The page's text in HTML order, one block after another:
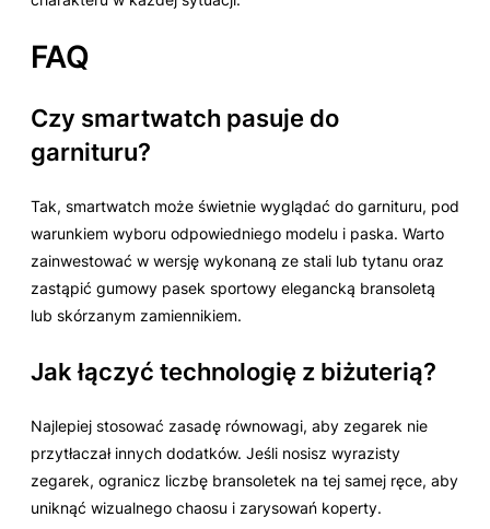
FAQ
Czy smartwatch pasuje do
garnituru?
Tak, smartwatch może świetnie wyglądać do garnituru, pod
warunkiem wyboru odpowiedniego modelu i paska. Warto
zainwestować w wersję wykonaną ze stali lub tytanu oraz
zastąpić gumowy pasek sportowy elegancką bransoletą
lub skórzanym zamiennikiem.
Jak łączyć technologię z biżuterią?
Najlepiej stosować zasadę równowagi, aby zegarek nie
przytłaczał innych dodatków. Jeśli nosisz wyrazisty
zegarek, ogranicz liczbę bransoletek na tej samej ręce, aby
uniknąć wizualnego chaosu i zarysowań koperty.